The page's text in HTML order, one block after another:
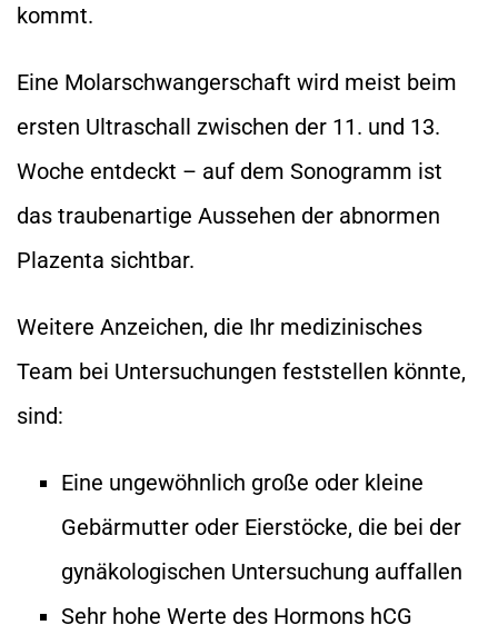
kommt.
Eine Molarschwangerschaft wird meist beim
ersten Ultraschall zwischen der 11. und 13.
Woche entdeckt – auf dem Sonogramm ist
das traubenartige Aussehen der abnormen
Plazenta sichtbar.
Weitere Anzeichen, die Ihr medizinisches
Team bei Untersuchungen feststellen könnte,
sind:
Eine ungewöhnlich große oder kleine
Gebärmutter oder Eierstöcke, die bei der
gynäkologischen Untersuchung auffallen
Sehr hohe Werte des Hormons hCG